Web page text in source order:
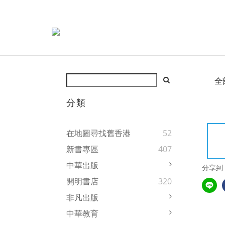
分類
在地圖尋找舊香港
52
新書專區
407
中華出版
開明書店
320
非凡出版
中華教育
全
分享到